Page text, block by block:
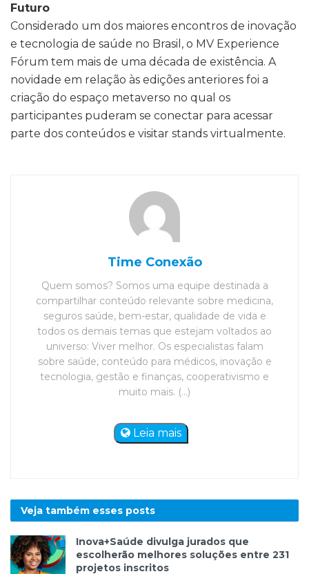
Futuro
Considerado um dos maiores encontros de inovação
e tecnologia de saúde no Brasil, o MV Experience
Fórum tem mais de uma década de existência. A
novidade em relação às edições anteriores foi a
criação do espaço metaverso no qual os
participantes puderam se conectar para acessar
parte dos conteúdos e visitar stands virtualmente.
Time Conexão
Quem somos? Somos uma equipe destinada a
compartilhar conteúdo relevante sobre medicina,
seguros saúde, bem-estar, qualidade de vida e
todos os demais temas que estejam voltados ao
universo: Viver melhor. Os especialistas falam
sobre saúde, conteúdo para médicos, inovação e
tecnologia, gestão e finanças, cooperativismo e
muito mais. (...)
Leia mais
Veja também esses posts
Inova+Saúde divulga jurados que
escolherão melhores soluções entre 231
projetos inscritos